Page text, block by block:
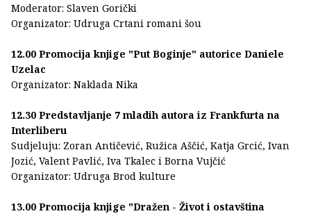
Moderator: Slaven Gorički
Organizator: Udruga Crtani romani šou
12.00 Promocija knjige "Put Boginje" autorice Daniele
Uzelac
Organizator: Naklada Nika
12.30 Predstavljanje 7 mladih autora iz Frankfurta na
Interliberu
Sudjeluju: Zoran Antičević, Ružica Aščić, Katja Grcić, Ivan
Jozić, Valent Pavlić, Iva Tkalec i Borna Vujčić
Organizator: Udruga Brod kulture
13.00 Promocija knjige "Dražen - Život i ostavština